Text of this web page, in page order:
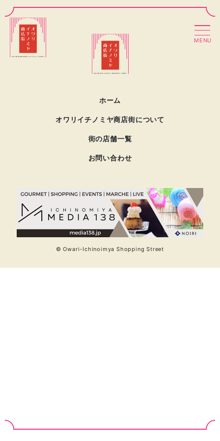
MENU
ホーム
オワリイチノミヤ商店街について
街の店舗一覧
お問い合わせ
© Owari-Ichinoimya Shopping Street